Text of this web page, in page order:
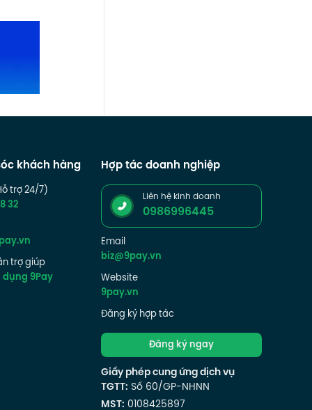
khách hàng
trợ 24/7)
32
trợ giúp
9Pay
Hợp tác doanh nghiệp
Liên hệ kinh doanh
0986996445
Email
biz@9pay.vn
Website
9pay.vn
Đăng ký hợp tác
Đăng ký ngay
Giấy phép cung ứng dịch vụ
TGTT: Số 60/GP-NHNN
MST: 0108425897